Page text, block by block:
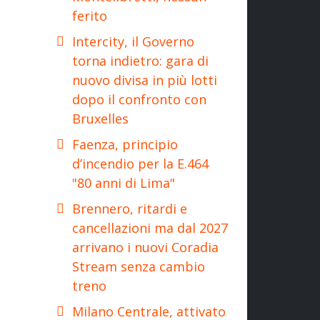
ferito
Intercity, il Governo
torna indietro: gara di
nuovo divisa in più lotti
dopo il confronto con
Bruxelles
Faenza, principio
d’incendio per la E.464
"80 anni di Lima"
Brennero, ritardi e
cancellazioni ma dal 2027
arrivano i nuovi Coradia
Stream senza cambio
treno
Milano Centrale, attivato